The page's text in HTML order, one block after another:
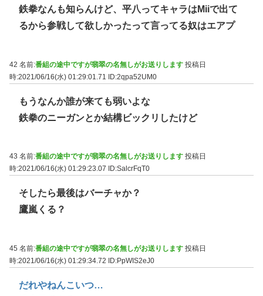
鉄拳なんも知らんけど、平八ってキャラはMiiで出て
るから参戦して欲しかったって言ってる奴はエアプ
42 名前:番組の途中ですが翡翠の名無しがお送りします 投稿日
時:2021/06/16(水) 01:29:01.71 ID:2qpa52UM0
もうなんか誰が来ても弱いよな
鉄拳のニーガンとか結構ビックリしたけど
43 名前:番組の途中ですが翡翠の名無しがお送りします 投稿日
時:2021/06/16(水) 01:29:23.07
ID:SalcrFqT0
そしたら最後はバーチャか？
鷹嵐くる？
45 名前:番組の途中ですが翡翠の名無しがお送りします 投稿日
時:2021/06/16(水) 01:29:34.72
ID:PpWIS2eJ0
だれやねんこいつ…